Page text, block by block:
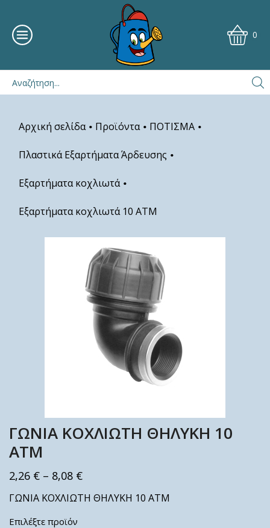
0
Αρχική σελίδα • Προϊόντα • ΠΟΤΙΣΜΑ •
Πλαστικά Εξαρτήματα Άρδευσης •
Εξαρτήματα κοχλιωτά •
Εξαρτήματα κοχλιωτά 10 ΑΤΜ
ΓΩΝΙΑ ΚΟΧΛΙΩΤΗ ΘΗΛΥΚΗ 10
ΑΤΜ
2,26 € – 8,08 €
ΓΩΝΙΑ ΚΟΧΛΙΩΤΗ ΘΗΛΥΚΗ 10 ΑΤΜ
Επιλέξτε προϊόν